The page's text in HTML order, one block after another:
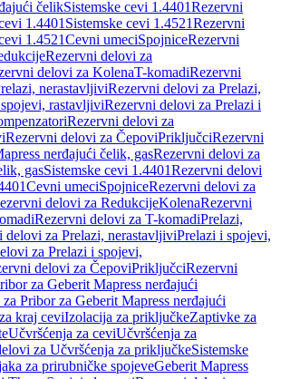
čelikSistemske cevi 1.4401Rezervni
1.4401 Sistemske cevi 1.4521Rezervni
1.4521Cevni umeciSpojniceRezervni
Rezervni delovi za
delovi za KolenaT-komadiRezervni
nerastavljiviRezervni delovi za Prelazi,
rastavljiviRezervni delovi za Prelazi i
Rezervni delovi za
Rezervni delovi za ČepoviPriključciRezervni
nerđajući čelik, gasRezervni delovi za
gasSistemske cevi 1.4401Rezervni delovi
Cevni umeciSpojniceRezervni delovi za
delovi za RedukcijeKolenaRezervni
Rezervni delovi za T-komadiPrelazi,
delovi za Prelazi, nerastavljiviPrelazi i spojevi,
za Prelazi i spojevi,
delovi za ČepoviPriključciRezervni
za Geberit Mapress nerđajući
Pribor za Geberit Mapress nerđajući
kraj ceviIzolacija za priključkeZaptivke za
Učvršćenja za ceviUčvršćenja za
za Učvršćenja za priključkeSistemske
za prirubničke spojeveGeberit Mapress